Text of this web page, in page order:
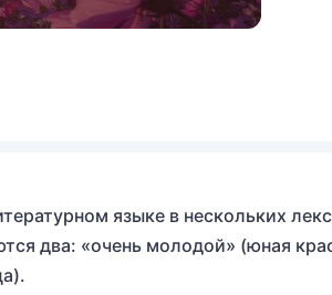
языке в нескольких
два: «очень молодой» (юная